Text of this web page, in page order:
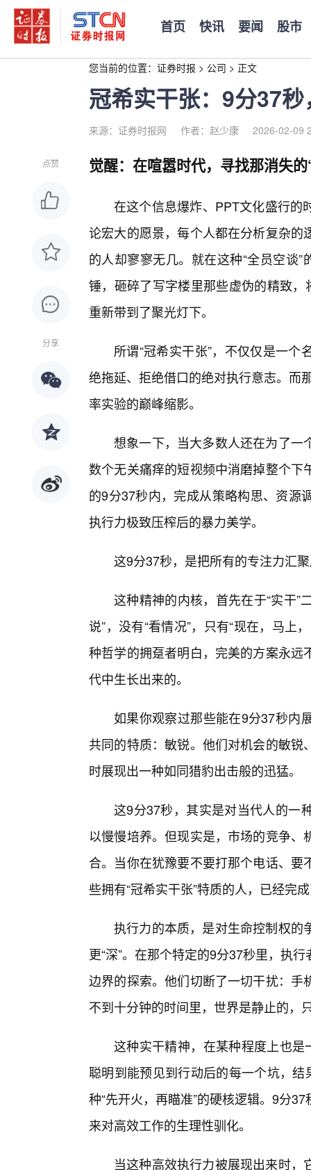
首页 快讯 要闻 股市
您当前的位置： 证券时报 > 公司 > 正文
冠希实干张：9分37
来源：证券时报网 作者：赵少康 2026-02-09
点赞
分享
觉醒：在喧嚣时代，寻找那消失
在这个信息爆炸、PPT文化盛行的
论宏大的愿景，每个人都在分析复杂
的人却寥寥无几。就在这种“全员空谈
锤，砸碎了写字楼里那些虚伪的精致
重新带到了聚光灯下。
所谓“冠希实干张”，不仅仅是一
绝拖延、拒绝借口的绝对执行意志。而
率实验的巅峰缩影。
想象一下，当大多数人还在为了一
数个无关痛痒的短视频中消磨掉整个
的9分37秒内，完成从策略构思、资源
执行力极致压榨后的暴力美学。
这9分37秒，是把所有的专注力汇
这种精神的内核，首先在于“实干”
说”，没有“看情况”，只有“现在，马上
种哲学的拥趸者明白，完美的方案永
代中生长出来的。
如果你观察过那些能在9分37秒内
共同的特质：敏锐。他们对机会的敏
时展现出一种如同猎豹出击般的迅猛。
这9分37秒，其实是对当代人的一
以慢慢培养。但现实是，市场的竞争
合。当你在犹豫要不要打那个电话、
些拥有“冠希实干张”特质的人，已经完
执行力的本质，是对生命控制权的
更“深”。在那个特定的9分37秒里，执
边界的探索。他们切断了一切干扰：
不到十分钟的时间里，世界是静止的，
这种实干精神，在某种程度上也是
聪明到能预见到行动后的每一个坑，
种“先开火，再瞄准”的硬核逻辑。9分
来对高效工作的生理性驯化。
当这种高效执行力被展现出来时